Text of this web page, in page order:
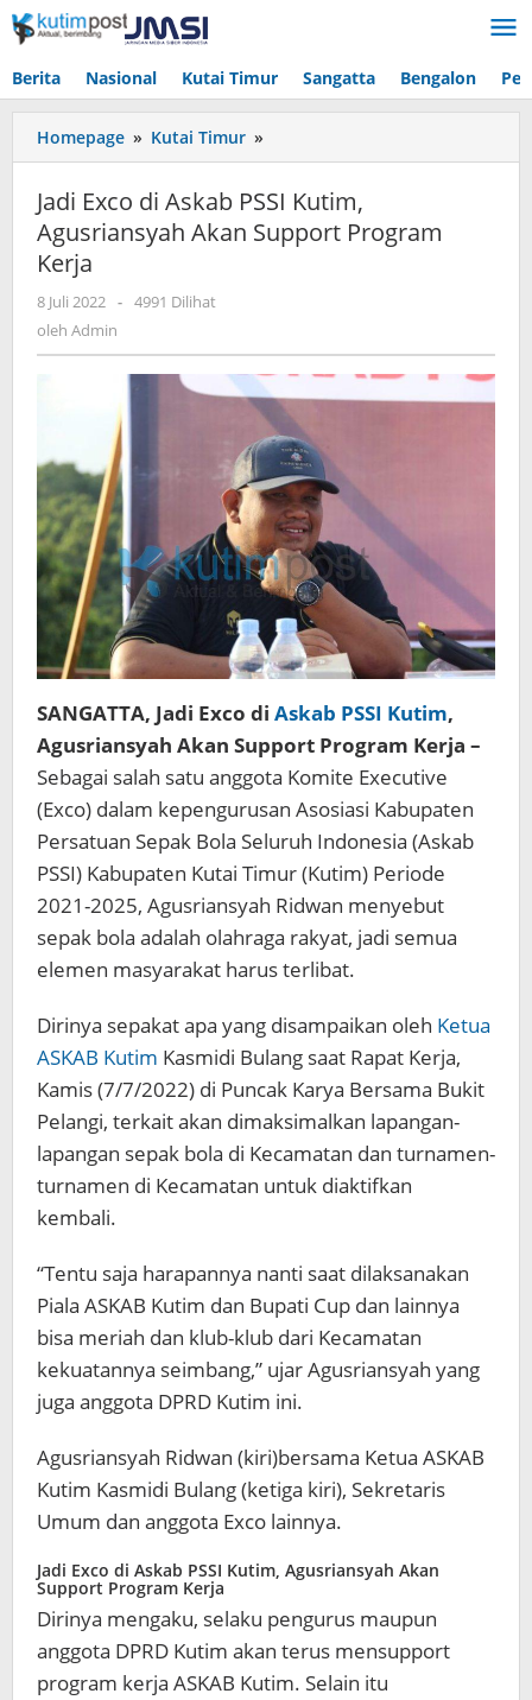
Lewati
ke
Berita Nasional Kutai Timur Sangatta Bengalon
Homepage » Kutai Timur »
Exco
Askab
PSSI
Program
Kerja
Jadi Exco di Askab PSSI Kutim,
Agusriansyah Akan Support Program
Kerja
8 Juli 2022 oleh
- 4991 Dilihat
oleh Admin
SANGATTA, Jadi Exco di Askab PSSI Kutim,
Agusriansyah Akan Support Program Kerja –
Sebagai salah satu anggota Komite Executive
(Exco) dalam kepengurusan Asosiasi Kabupaten
Persatuan Sepak Bola Seluruh Indonesia (Askab
PSSI) Kabupaten Kutai Timur (Kutim) Periode
2021-2025, Agusriansyah Ridwan menyebut
sepak bola adalah olahraga rakyat, jadi semua
elemen masyarakat harus terlibat.
Dirinya sepakat apa yang disampaikan oleh Ketua
ASKAB Kutim Kasmidi Bulang saat Rapat Kerja,
Kamis (7/7/2022) di Puncak Karya Bersama Bukit
Pelangi, terkait akan dimaksimalkan lapangan-
lapangan sepak bola di Kecamatan dan turnamen-
turnamen di Kecamatan untuk diaktifkan
kembali.
“Tentu saja harapannya nanti saat dilaksanakan
Piala ASKAB Kutim dan Bupati Cup dan lainnya
bisa meriah dan klub-klub dari Kecamatan
kekuatannya seimbang,” ujar Agusriansyah yang
juga anggota DPRD Kutim ini.
Agusriansyah Ridwan (kiri)bersama Ketua ASKAB
Kutim Kasmidi Bulang (ketiga kiri), Sekretaris
Umum dan anggota Exco lainnya.
Jadi Exco di Askab PSSI Kutim, Agusriansyah Akan
Support Program Kerja
Dirinya mengaku, selaku pengurus maupun
anggota DPRD Kutim akan terus mensupport
program kerja ASKAB Kutim. Selain itu